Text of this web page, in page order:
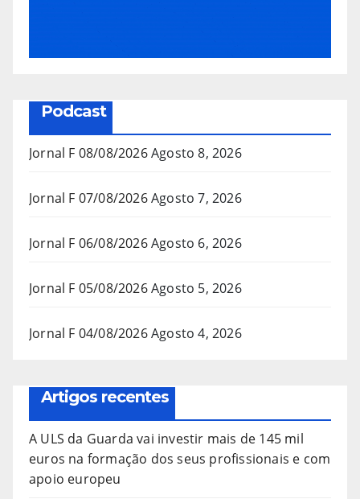
Podcast
Jornal F 08/08/2026Agosto 8, 2026
Jornal F 07/08/2026Agosto 7, 2026
Jornal F 06/08/2026Agosto 6, 2026
Jornal F 05/08/2026Agosto 5, 2026
Jornal F 04/08/2026Agosto 4, 2026
Artigos recentes
A ULS da Guarda vai investir mais de 145 mil
euros na formação dos seus profissionais e com
apoio europeu